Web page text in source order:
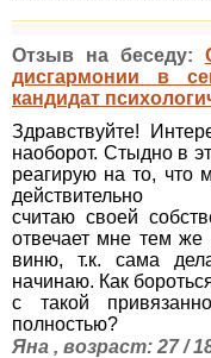
Отзыв на беседу:
дисгармонии в
кандидат
Здравствуйте!
наоборот. Стыдно в
реагирую на то, что
действительно
считаю своей
отвечает мне тем же
виню, т.к. сама
начинаю. Как
с такой
полностью?
Яна , возраст: 27 /